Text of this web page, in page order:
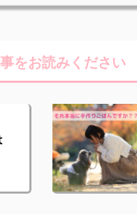
をお読みください